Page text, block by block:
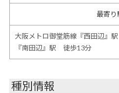
最寄り
大阪メトロ御堂筋線『西田辺
『南田辺』駅 徒歩13分
種別情報